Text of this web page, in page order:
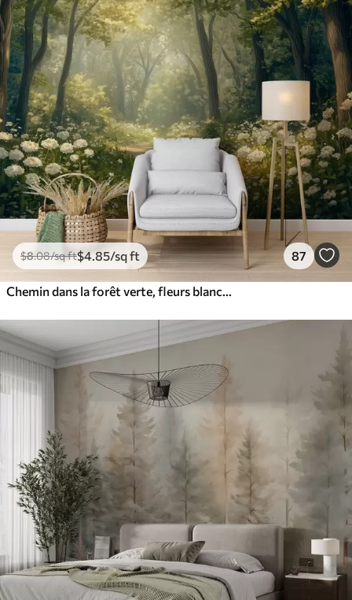
$8.08/sq ft$4.85/sq ft 87